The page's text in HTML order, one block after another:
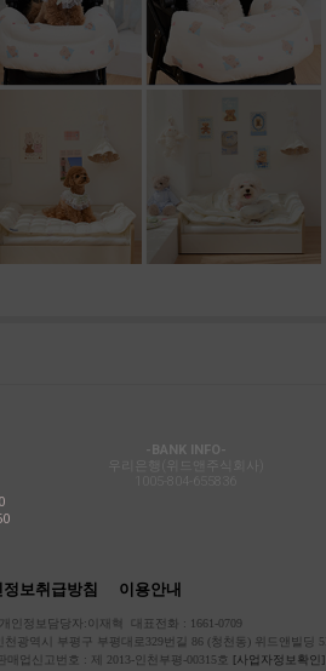
-BANK INFO-
우리은행(위드앤주식회사)
1005-804-655836
정보취급방침 이용안내
인정보담당자:이재혁 대표전화 : 1661-0709
광역시 부평구 부평대로329번길 86 (청천동) 위드앤빌딩
업신고번호 : 제 2013-인천부평-00315호 [사업자정보확인]